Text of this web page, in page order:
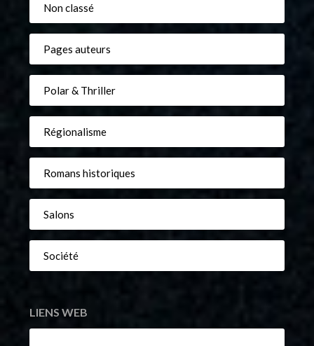
Non classé
Pages auteurs
Polar & Thriller
Régionalisme
Romans historiques
Salons
Société
LIENS WEB